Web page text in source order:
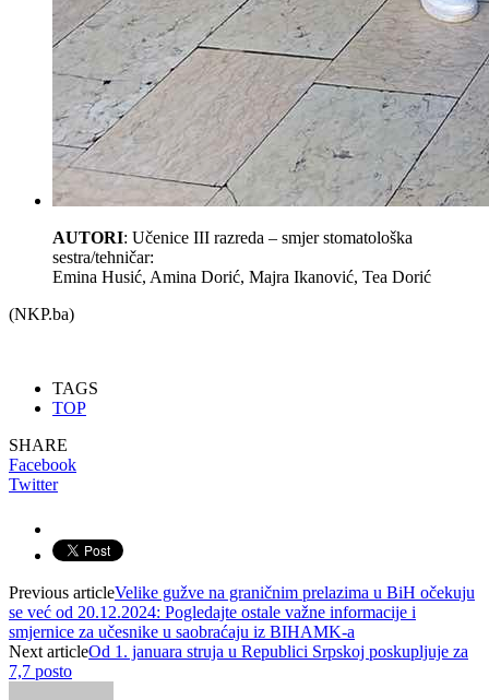
AUTORI: Učenice III razreda – smjer stomatološka
sestra/tehničar:
Emina Husić, Amina Dorić, Majra Ikanović, Tea Dorić
(NKP.ba)
TAGS
TOP
SHARE
Facebook
Twitter
Previous articleVelike gužve na graničnim prelazima u BiH očekuju
se već od 20.12.2024: Pogledajte ostale važne informacije i
smjernice za učesnike u saobraćaju iz BIHAMK-a
Next articleOd 1. januara struja u Republici Srpskoj poskupljuje za
7,7 posto